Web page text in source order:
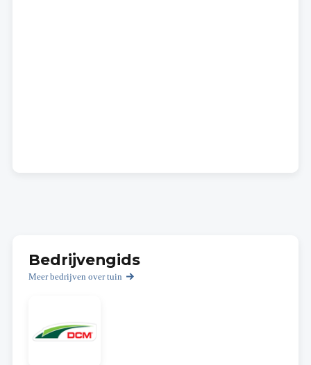
Bedrijvengids
Meer bedrijven over tuin